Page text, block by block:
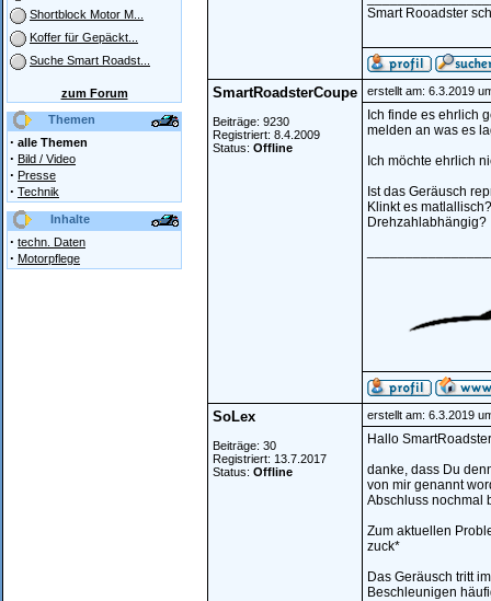
Shortblock Motor M...
Koffer für Gepäckt...
Suche Smart Roadst...
zum Forum
Themen
· alle Themen
· Bild / Video
· Presse
· Technik
Inhalte
· techn. Daten
· Motorpflege
Smart Rooadster
SmartRoadsterCoupe
Beiträge: 9230
Registriert: 8.4.2009
Status: Offline
erstellt am: 6.3.2019
Ich finde es ehrlich
melden an was es
Ich möchte ehrlich
Ist das Geräusch
Klinkt es
Drehzahlabhängig?
SoLex
Beiträge: 30
Registriert: 13.7.2017
Status: Offline
erstellt am: 6.3.2019
Hallo
danke, dass Du
von mir genannt
Abschluss nochmal
Zum aktuellen
zuck*
Das Geräusch tritt
Beschleunigen